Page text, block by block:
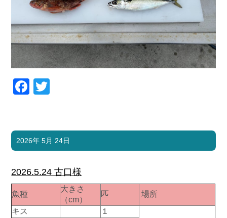
Facebook
2026年 5月 24日
2026.5.24 古口様
魚種
大きさ
（cm）
匹
場所
キス
１